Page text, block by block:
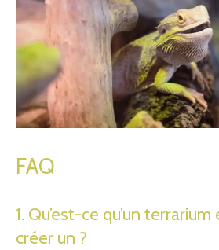
FAQ
1. Qu’est-ce qu’un
créer un ?